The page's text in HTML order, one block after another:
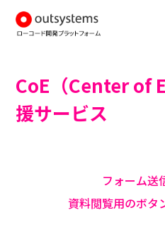
CoE（Center of
援サービス
フォーム送
資料閲覧用のボタ